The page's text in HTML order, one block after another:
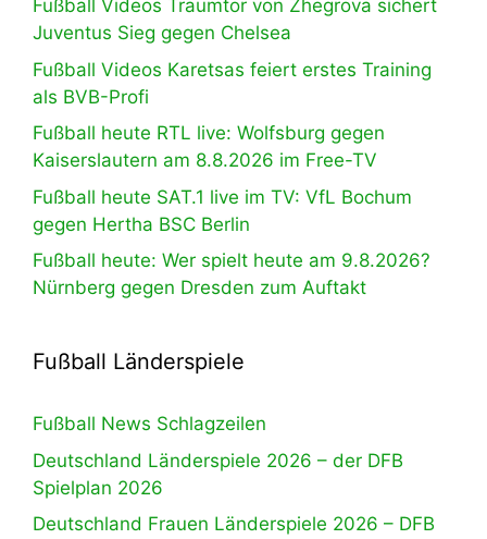
Fußball Videos Traumtor von Zhegrova sichert
Juventus Sieg gegen Chelsea
Fußball Videos Karetsas feiert erstes Training
als BVB-Profi
Fußball heute RTL live: Wolfsburg gegen
Kaiserslautern am 8.8.2026 im Free-TV
Fußball heute SAT.1 live im TV: VfL Bochum
gegen Hertha BSC Berlin
Fußball heute: Wer spielt heute am 9.8.2026?
Nürnberg gegen Dresden zum Auftakt
Fußball Länderspiele
Fußball News Schlagzeilen
Deutschland Länderspiele 2026 – der DFB
Spielplan 2026
Deutschland Frauen Länderspiele 2026 – DFB